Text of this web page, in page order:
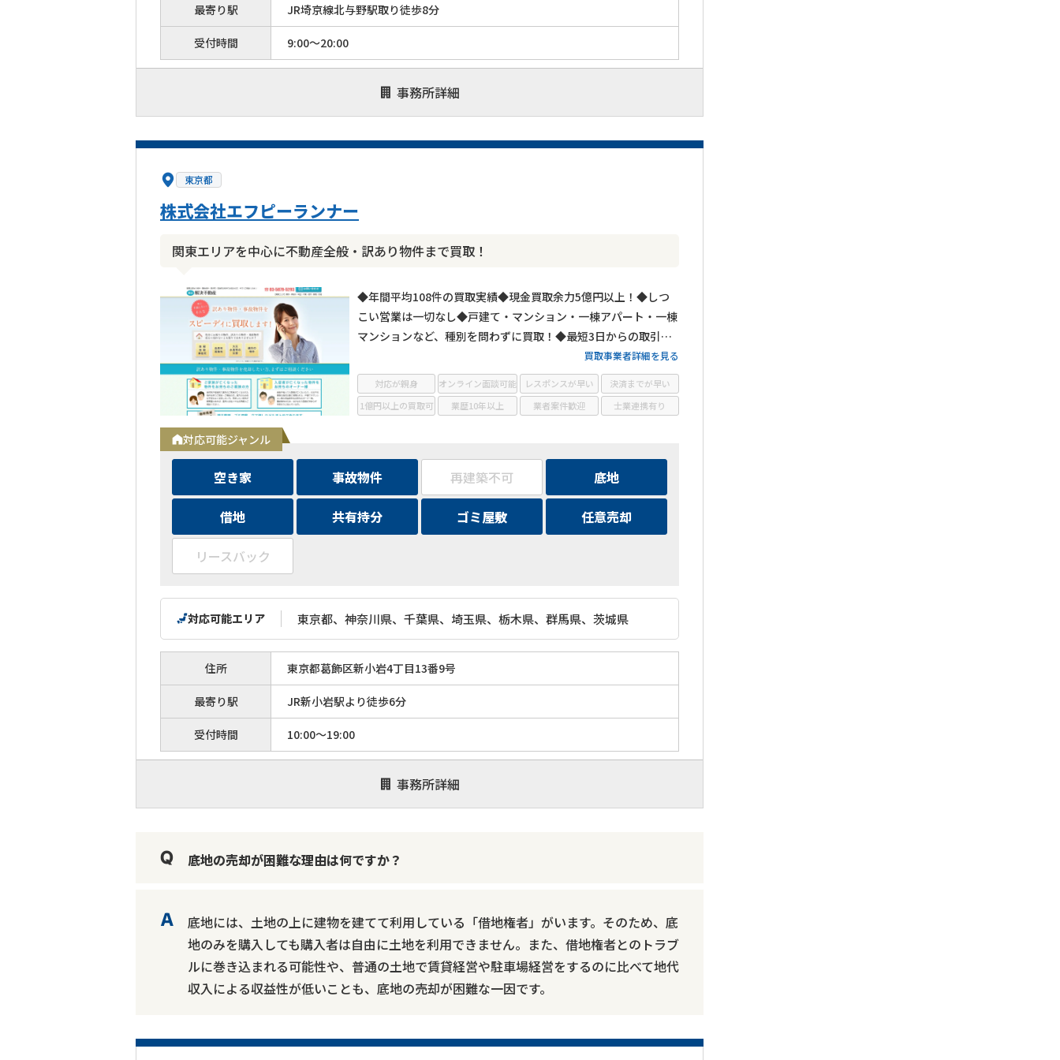
最寄り駅 JR埼京線北与野駅取り徒歩8分
受付時間 9:00～20:00
事務所詳細
東京都
株式会社エフピーランナー
関東エリアを中心に不動産全般・訳あり物件まで買取！
◆年間平均108件の買取実績◆現金買取余力5億円以上！◆しつ
こい営業は一切なし◆戸建て・マンション・一棟アパート・一棟
マンションなど、種別を問わずに買取！◆最短3日からの取引が
可能！◆競売決定後の相談や任意売却など、金融機関との調整も
お任せ！
買取事業者詳細を見る
対応可能ジャンル
空き家 事故物件 再建築不可 底地
借地 共有持分 ゴミ屋敷 任意売却
リースバック
住所 東京都葛飾区新小岩4丁目13番9号
最寄り駅 JR新小岩駅より徒歩6分
受付時間 10:00～19:00
事務所詳細
対応可能エリア 東京都、神奈川県、千葉県、埼玉県、栃木県、群馬県、茨城県
対応が親身 オンライン面談可能 レスポンスが早い
決済までが早い
1億円以上の買取可
業歴10年以上 業者案件歓迎 士業連携有り
底地の売却が困難な理由は何ですか？
底地には、土地の上に建物を建てて利用している「借地権者」がいます。そのため、底
地のみを購入しても購入者は自由に土地を利用できません。また、借地権者とのトラブ
ルに巻き込まれる可能性や、普通の土地で賃貸経営や駐車場経営をするのに比べて地代
収入による収益性が低いことも、底地の売却が困難な一因です。